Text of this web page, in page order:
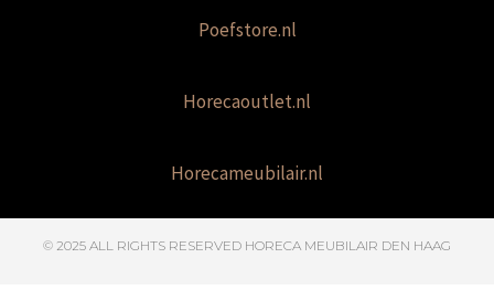
Poefstore.nl
Horecaoutlet.nl
Horecameubilair.nl
© 2025 ALL RIGHTS RESERVED​ HORECA MEUBILAIR DEN HAAG